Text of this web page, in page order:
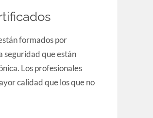
formados por
seguridad que están
Los profesionales
calidad que los que no